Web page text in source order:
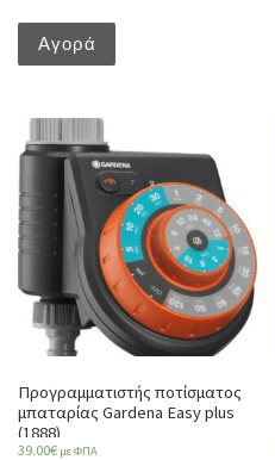
Αγορά
Προγραμματιστής ποτίσματος
μπαταρίας Gardena Easy plus
(1888)
39.00€ με ΦΠΑ